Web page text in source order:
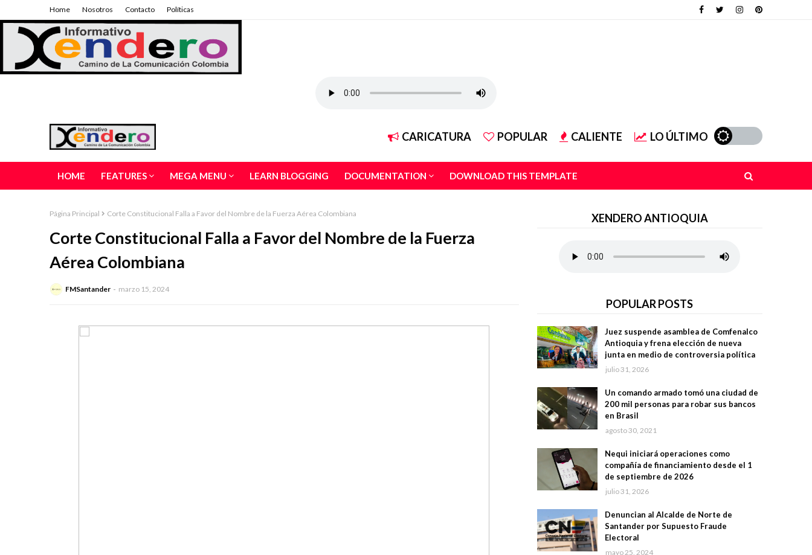
Home Nosotros Contacto Políticas
CARICATURA POPULAR CALIENTE LO ÚLTIMO
HOME FEATURES MEGA MENU LEARN BLOGGING DOCUMENTATION DOWNLOAD THIS TEMPLATE
Página Principal Corte Constitucional Falla a Favor del Nombre de la Fuerza Aérea Colombiana
Corte Constitucional Falla a Favor del Nombre de la Fuerza
Aérea Colombiana
FMSantander marzo 15, 2024
XENDERO ANTIOQUIA
POPULAR POSTS
Juez suspende asamblea de Comfenalco
Antioquia y frena elección de nueva
junta en medio de controversia política
julio 31, 2026
Un comando armado tomó una ciudad de
200 mil personas para robar sus bancos
en Brasil
agosto 30, 2021
Nequi iniciará operaciones como
compañía de financiamiento desde el 1
de septiembre de 2026
julio 31, 2026
Denuncian al Alcalde de Norte de
Santander por Supuesto Fraude
Electoral
mayo 25, 2024